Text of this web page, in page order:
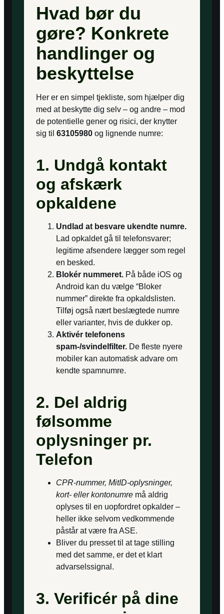
Hvad bør du
gøre? Konkrete
handlinger og
beskyttelse
Her er en simpel tjekliste, som hjælper dig
med at beskytte dig selv – og andre – mod
de potentielle gener og risici, der knytter
sig til 63105980 og lignende numre:
1. Undgå kontakt
og afskærk
opkaldene
Undlad at besvare ukendte numre.
Lad opkaldet gå til telefonsvarer;
legitime afsendere lægger som regel
en besked.
Blokér nummeret. På både iOS og
Android kan du vælge “Bloker
nummer” direkte fra opkaldslisten.
Tilføj også nært beslægtede numre
eller varianter, hvis de dukker op.
Aktivér telefonens
spam-/svindelfilter. De fleste nyere
mobiler kan automatisk advare om
kendte spamnumre.
2. Del aldrig
følsomme
oplysninger pr.
Telefon
CPR-nummer, MitID-oplysninger,
kort- eller kontonumre må aldrig
oplyses til en uopfordret opkalder –
heller ikke selvom vedkommende
påstår at være fra ASE.
Bliver du presset til at tage stilling
med det samme, er det et klart
advarselssignal.
3. Verificér på dine